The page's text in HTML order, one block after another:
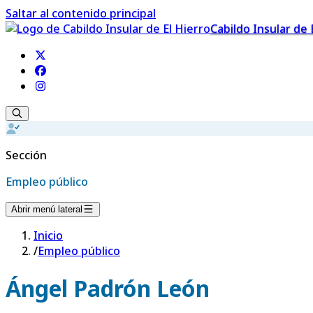
Saltar al contenido principal
Cabildo Insular de
Sección
Empleo público
Abrir menú lateral
Inicio
/Empleo público
Ángel Padrón León